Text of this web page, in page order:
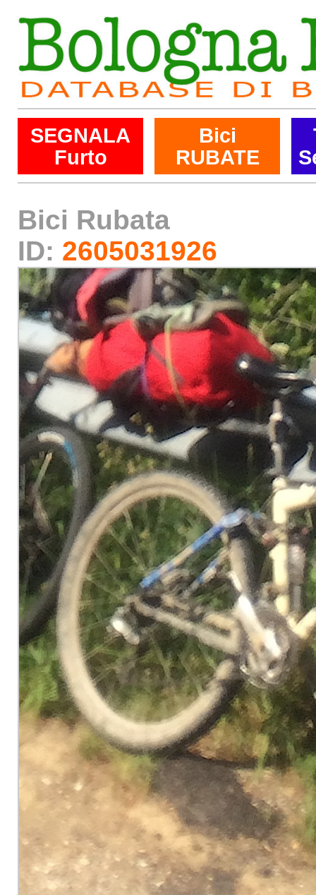
SEGNALA
Furto
Bici
RUBATE
Bici Rubata
ID: 2605031926